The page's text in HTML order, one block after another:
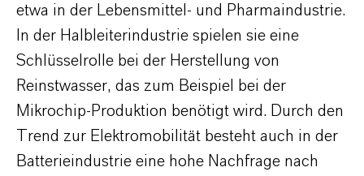
etwa in der Lebensmittel- und Pharmaindustrie.
In der Halbleiterindustrie spielen sie eine
Schlüsselrolle bei der Herstellung von
Reinstwasser, das zum Beispiel bei der
Mikrochip-Produktion benötigt wird. Durch den
Trend zur Elektromobilität besteht auch in der
Batterieindustrie eine hohe Nachfrage nach